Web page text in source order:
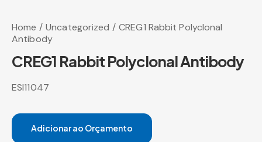
Home Uncategorized
CREG1 Rabbit Polyclonal
Antibody
CREG1 Rabbit Polyclonal Antibody
ESI11047
Adicionar ao Orçamento